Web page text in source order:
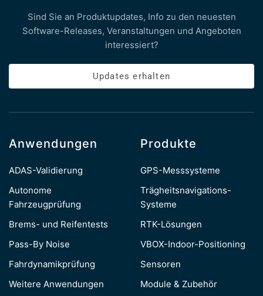
Sind Sie an Produktupdates, Info zu den neuesten
Software-Releases, Veranstaltungen und Angeboten
interessiert?
Updates erhalten
Anwendungen
ADAS-Validierung
Autonome
Fahrzeugprüfung
Brems- und Reifentests
Pass-By Noise
Fahrdynamikprüfung
Weitere Anwendungen
Produkte
GPS-Messsysteme
Trägheitsnavigations-
Systeme
RTK-Lösungen
VBOX-Indoor-Positioning
Sensoren
Module & Zubehör